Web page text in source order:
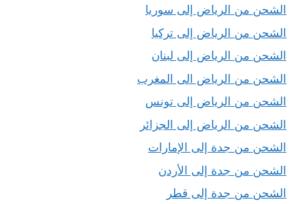
الشحن من الرياض إلى سوريا
الشحن من الرياض إلى تركيا
الشحن من الرياض إلى لبنان
الشحن من الرياض الى المغرب
الشحن من الرياض إلى تونس
الشحن من الرياض إلى الجزائر
الشحن من جدة إلى الإمارات
الشحن من جدة إلى الأردن
الشحن من جدة إلى قطر